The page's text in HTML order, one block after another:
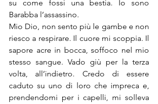
su come fossi una bestia. Io sono
Barabba l’assassino.
Mio Dio, non sento più le gambe e non
riesco a respirare. Il cuore mi scoppia. Il
sapore acre in bocca, soffoco nel mio
stesso sangue. Vado giù per la terza
volta, all’indietro. Credo di essere
caduto su uno di loro che impreca e,
prendendomi per i capelli, mi solleva